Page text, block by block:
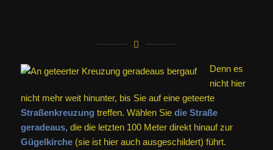
Denn es
nicht hier
nicht mehr weit hinunter, bis Sie auf eine geteerte
Straßenkreuzung treffen. Wählen Sie die Straße
geradeaus,die die letzten 100 Meter direkt hinauf zur
Gügelkirche(sie ist hier auch ausgeschildert) führt.